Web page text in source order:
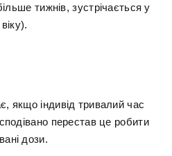
тижнів, зустрічається у
якщо індивід тривалий час
перестав це робити
дози.